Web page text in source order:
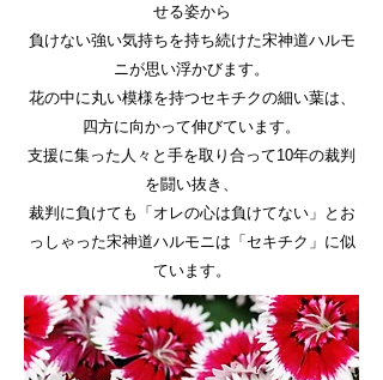
せる姿から
負けない強い気持ちを持ち続けた宋神道ハルモ
ニが思い浮かびます。
花の中に丸い模様を持つセキチクの細い葉は、
四方に向かって伸びています。
支援に集った人々と手を取り合って10年の裁判
を闘い抜き、
裁判に負けても「オレの心は負けてない」とお
っしゃった宋神道ハルモニは「セキチク」に似
ています。